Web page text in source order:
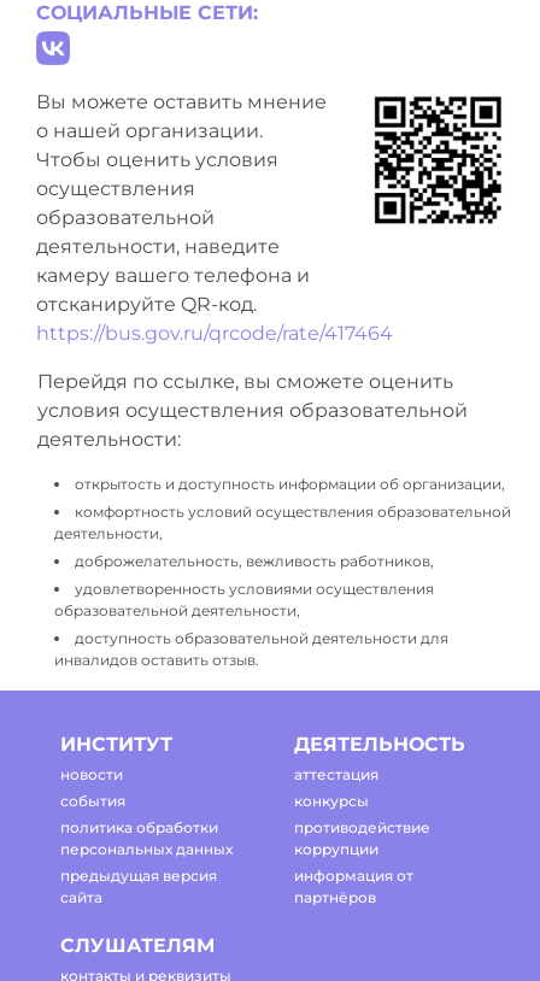
СОЦИАЛЬНЫЕ СЕТИ:
Вы можете оставить мнение
о нашей организации.
Чтобы оценить условия
осуществления
образовательной
деятельности, наведите
камеру вашего телефона и
отсканируйте QR-код.
https://bus.gov.ru/qrcode/rate/417464
Перейдя по ссылке, вы сможете оценить
условия осуществления образовательной
деятельности:
открытость и доступность информации об организации,
комфортность условий осуществления образовательной
деятельности,
доброжелательность, вежливость работников,
удовлетворенность условиями осуществления
образовательной деятельности,
доступность образовательной деятельности для
инвалидов оставить отзыв.
ИНСТИТУТ
новости
события
политика обработки
персональных данных
предыдущая версия
сайта
ДЕЯТЕЛЬНОСТЬ
аттестация
конкурсы
противодействие
коррупции
информация от
партнёров
СЛУШАТЕЛЯМ
контакты и реквизиты